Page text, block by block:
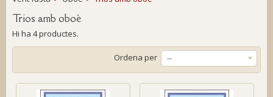
Trios amb oboè
Hi ha 4 productes.
Ordena per --